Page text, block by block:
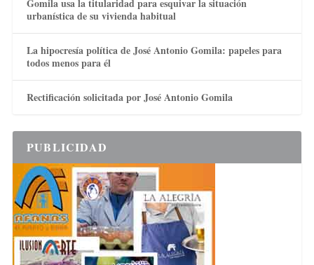
Gomila usa la titularidad para esquivar la situación
urbanística de su vivienda habitual
La hipocresía política de José Antonio Gomila: papeles para
todos menos para él
Rectificación solicitada por José Antonio Gomila
PUBLICIDAD